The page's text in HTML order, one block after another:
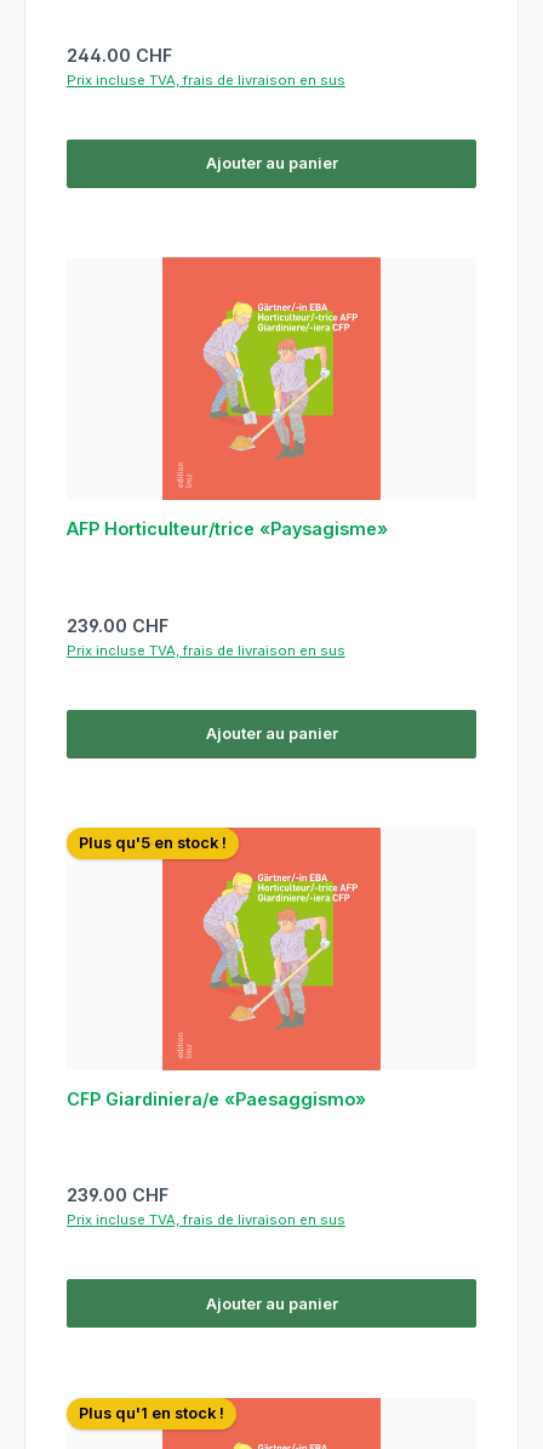
Prix régulier :
244.00 CHF
Prix incluse TVA, frais de livraison en sus
Ajouter au panier
AFP Horticulteur/trice «Paysagisme»
Prix régulier :
239.00 CHF
Prix incluse TVA, frais de livraison en sus
Ajouter au panier
Plus qu'5 en stock !
CFP Giardiniera/e «Paesaggismo»
Prix régulier :
239.00 CHF
Prix incluse TVA, frais de livraison en sus
Ajouter au panier
Plus qu'1 en stock !